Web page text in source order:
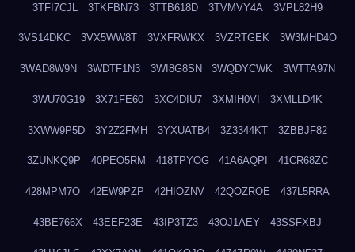
3TFI7CJL 3TKFBN73 3TTB618D 3TVMVY4A 3VPL82H9
3VS14DKC 3VX5WW8T 3VXFRWKX 3VZRTGEK 3W3MHD4O
3WAD8W9N 3WDTF1N3 3WI8G8SN 3WQDYCWK 3WTTA97N
3WU70G19 3X71FE60 3XC4DIU7 3XMIH0VI 3XMLLD4K
3XWW9P5D 3Y2Z2FMH 3YXUATB4 3Z3344KT 3ZBBJF82
3ZUNKQ9P 40PEO5RM 418TPYOG 41A6AQPI 41CR68ZC
428MPM7O 42EW9PZP 42HIOZNV 42QOZROE 437L5RRA
43BE766X 43EEF23E 43IP3TZ3 43OJ1AEY 43SSFXBJ